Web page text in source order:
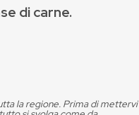
di carne.
la regione. Prima di mettervi